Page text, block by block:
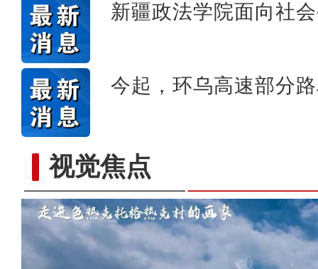
新疆政法学院面向社
今起，环乌高速部分
视觉焦点“五一”假期，开都河天